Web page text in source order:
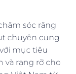
sóc răng
chuyên cung
mục tiêu
và rạng rỡ cho